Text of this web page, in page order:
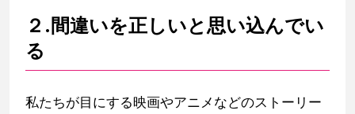
２.間違いを正しいと思い込んでい
る
私たちが目にする映画やアニメなどのストーリー